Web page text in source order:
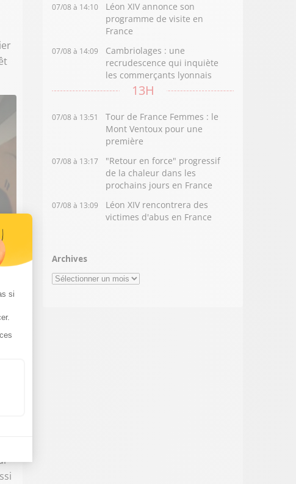
07/08 à 14:10
Léon XIV annonce son
programme de visite en
France
07/08 à 14:09
Cambriolages : une
recrudescence qui inquiète
les commerçants lyonnais
13H
07/08 à 13:51
Tour de France Femmes : le
Mont Ventoux pour une
première
07/08 à 13:17
"Retour en force" progressif
de la chaleur dans les
prochains jours en France
07/08 à 13:09
Léon XIV rencontrera des
victimes d'abus en France
Archives
Archives